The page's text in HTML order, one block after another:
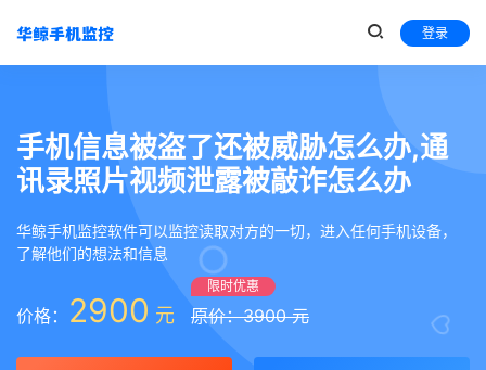
登录
手机信息被盗了还被威胁怎么办,通
讯录照片视频泄露被敲诈怎么办
华鲸手机监控软件可以监控读取对方的一切，进入任何手机设备，
了解他们的想法和信息
价格： 2900 元
限时优惠
原价：3900 元